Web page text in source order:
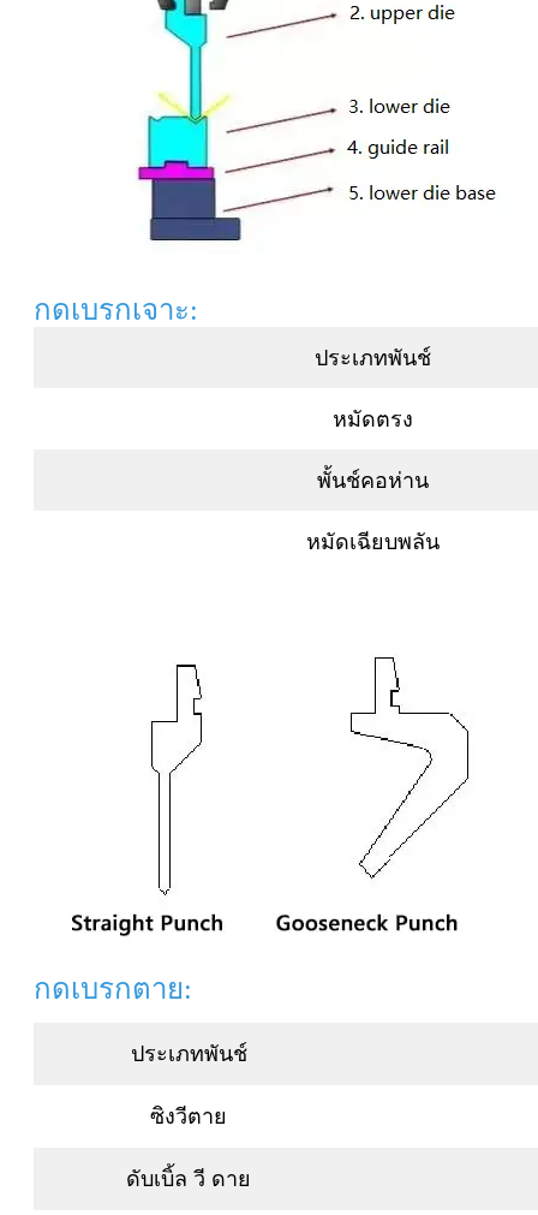
กดเบรกเจาะ:
ประเภทพันช์
หมัดตรง
พั้นช์คอห่าน
หมัดเฉียบพลัน
กดเบรกตาย:
ประเภทพันช์
ซิงวีตาย
ดับเบิ้ล วี ดาย